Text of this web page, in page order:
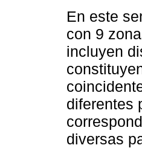
En este
con 9
incluyen
diferentes
diversas